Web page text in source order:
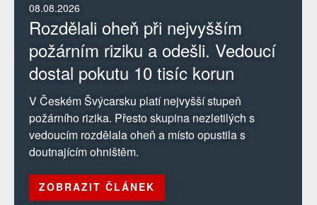
08.08.2026
Rozdělali oheň při nejvyšším
požárním riziku a odešli. Vedoucí
dostal pokutu 10 tisíc korun
V Českém Švýcarsku platí nejvyšší stupeň
požárního rizika. Přesto skupina nezletilých s
vedoucím rozdělala oheň a místo opustila s
doutnajícím ohništěm.
ZOBRAZIT ČLÁNEK